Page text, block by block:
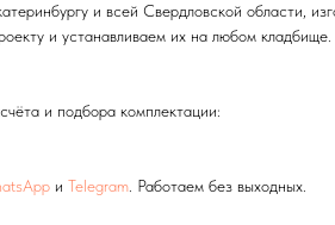
и всей Свердловской области,
и устанавливаем их на любом кладбище.
и подбора комплектации:
и Telegram . Работаем без выходных.